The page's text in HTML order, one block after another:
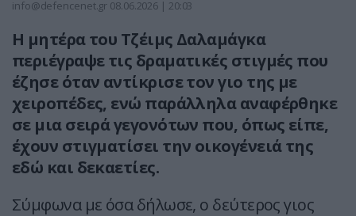
info@defencenet.gr 08.06.2026 | 20:03
Η μητέρα του Τζέιμς Δαλαμάγκα
περιέγραψε τις δραματικές στιγμές που
έζησε όταν αντίκρισε τον γιο της με
χειροπέδες, ενώ παράλληλα αναφέρθηκε
σε μια σειρά γεγονότων που, όπως είπε,
έχουν στιγματίσει την οικογένειά της
εδώ και δεκαετίες.
Σύμφωνα με όσα δήλωσε, ο δεύτερος γιος